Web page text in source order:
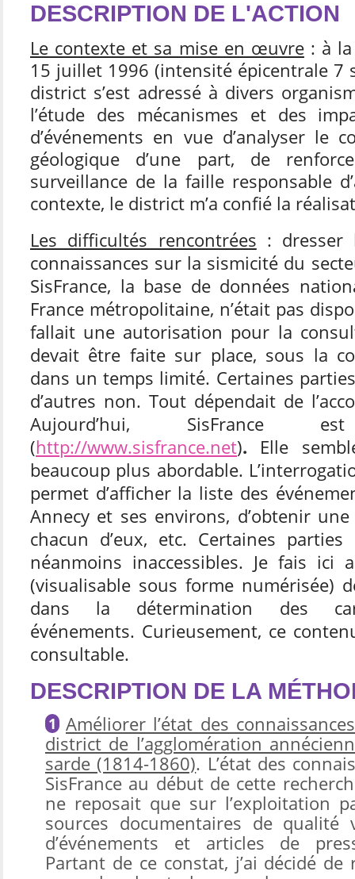
DESCRIPTION DE L'ACTION
Le contexte et sa mise en œuvre: à la
15 juillet 1996 (intensité épicentrale 7
district s’est adressé à divers
l’étude des mécanismes et des
d’événements en vue d’analyser le
géologique d’une part, de
surveillance de la faille responsable
contexte, le district m’a confié la
Les difficultés rencontrées : dresser
connaissances sur la sismicité du
SisFrance, la base de données
France métropolitaine, n’était pas
fallait une autorisation pour la
devait être faite sur place, sous la
dans un temps limité. Certaines
d’autres non. Tout dépendait de
Aujourd’hui,
(http://www.sisfrance.net). Elle
beaucoup plus abordable.
permet d’afficher la liste des
Annecy et ses environs, d’obtenir
chacun d’eux, etc. Certaines
néanmoins inaccessibles. Je fais ici
(visualisable sous forme numérisée)
dans la détermination des
événements. Curieusement, ce
consultable.
DESCRIPTION DE LA
Améliorer l’état des
district de l’agglomération
sarde (1814-1860). L’état des
SisFrance au début de cette
ne reposait que sur l’exploitation
sources documentaires de qualité
d’événements et articles de
Partant de ce constat, j’ai décidé